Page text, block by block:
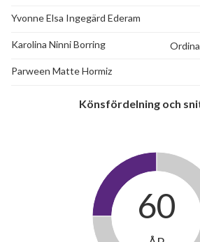
Yvonne Elsa Ingegärd Ederam
Karolina Ninni Borring
Parween Matte Hormiz
Könsfördelning och
60